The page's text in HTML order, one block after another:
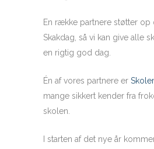
En række partnere støtter op
Skakdag, så vi kan give alle
en rigtig god dag.
Én af vores partnere er
mange sikkert kender fra
skolen.
I starten af det nye år